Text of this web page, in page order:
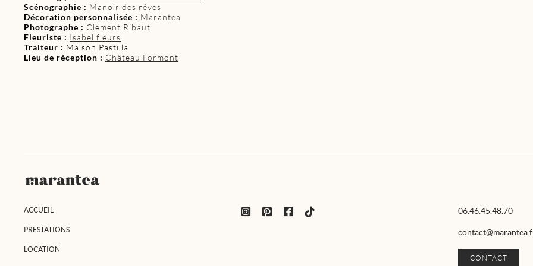
Scénographie : Manoir des rêves
Décoration personnalisée : Marantea
Photographe : Clement Ribaut
Fleuriste : Isabel’fleurs
Traiteur : Maison Pastilla
Lieu de réception : Château Formont
ACCUEIL
PRESTATIONS
LOCATION
06.46.45.48.70
CONTACT